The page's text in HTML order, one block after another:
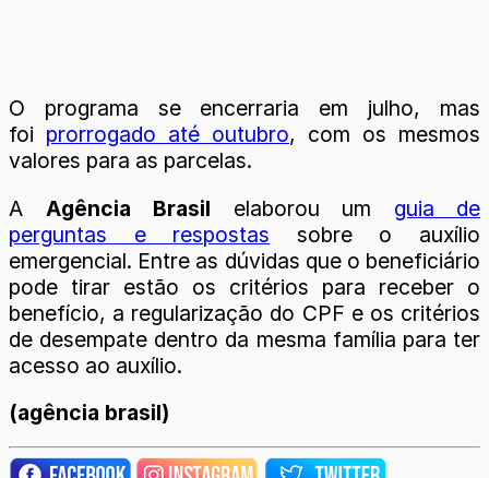
O programa se encerraria em julho, mas
foi prorrogado até outubro, com os mesmos
valores para as parcelas.
A Agência Brasil elaborou um guia de
perguntas e respostas sobre o auxílio
emergencial. Entre as dúvidas que o beneficiário
pode tirar estão os critérios para receber o
benefício, a regularização do CPF e os critérios
de desempate dentro da mesma família para ter
acesso ao auxílio.
(agência brasil)